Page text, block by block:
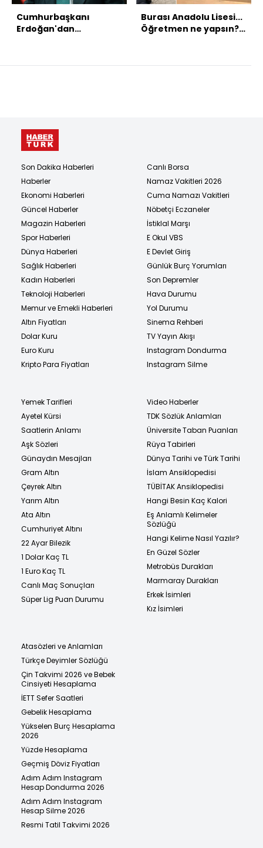
Cumhurbaşkanı
Erdoğan'dan
Burası Anadolu Lisesi...
Öğretmen ne yapsın?
Son Dakika Haberleri
Haberler
Ekonomi Haberleri
Güncel Haberler
Magazin Haberleri
Spor Haberleri
Dünya Haberleri
Sağlık Haberleri
Kadın Haberleri
Teknoloji Haberleri
Memur ve Emekli Haberleri
Altın Fiyatları
Dolar Kuru
Euro Kuru
Kripto Para Fiyatları
Canlı Borsa
Namaz Vakitleri 2026
Cuma Namazı Vakitleri
Nöbetçi Eczaneler
İstiklal Marşı
E Okul VBS
E Devlet Giriş
Günlük Burç Yorumları
Son Depremler
Hava Durumu
Yol Durumu
Sinema Rehberi
TV Yayın Akışı
Instagram Dondurma
Instagram Silme
Yemek Tarifleri
Ayetel Kürsi
Saatlerin Anlamı
Aşk Sözleri
Günaydın Mesajları
Gram Altın
Çeyrek Altın
Yarım Altın
Ata Altın
Cumhuriyet Altını
22 Ayar Bilezik
1 Dolar Kaç TL
1 Euro Kaç TL
Canlı Maç Sonuçları
Süper Lig Puan Durumu
Video Haberler
TDK Sözlük Anlamları
Üniversite Taban Puanları
Rüya Tabirleri
Dünya Tarihi ve Türk Tarihi
İslam Ansiklopedisi
TÜBİTAK Ansiklopedisi
Hangi Besin Kaç Kalori
Eş Anlamlı Kelimeler
Sözlüğü
Hangi Kelime Nasıl Yazılır?
En Güzel Sözler
Metrobüs Durakları
Marmaray Durakları
Erkek İsimleri
Kız İsimleri
Atasözleri ve Anlamları
Türkçe Deyimler Sözlüğü
Çin Takvimi 2026 ve Bebek
Cinsiyeti Hesaplama
İETT Sefer Saatleri
Gebelik Hesaplama
Yükselen Burç Hesaplama
2026
Yüzde Hesaplama
Geçmiş Döviz Fiyatları
Adım Adım Instagram
Hesap Dondurma 2026
Adım Adım Instagram
Hesap Silme 2026
Resmi Tatil Takvimi 2026